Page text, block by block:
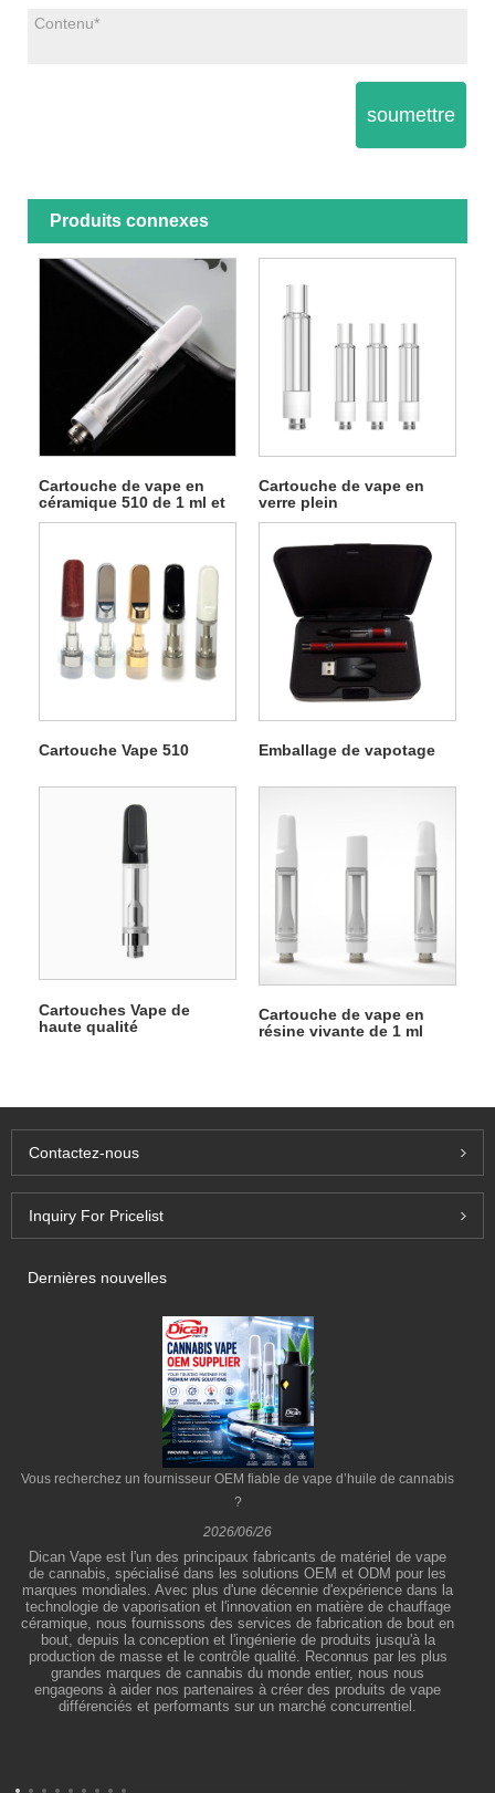
soumettre
Produits connexes
Cartouche de vape en
céramique 510 de 1 ml et
2 ml
Cartouche de vape en
verre plein
Cartouche Vape 510 Emballage de vapotage
Cartouches Vape de
haute qualité
Cartouche de vape en
résine vivante de 1 ml
Contactez-nous
Inquiry For Pricelist
Dernières nouvelles
Vous recherchez un fournisseur OEM fiable de vape d’huile de cannabis
?
2026/06/26
Dican Vape est l'un des principaux fabricants de matériel de vape
de cannabis, spécialisé dans les solutions OEM et ODM pour les
marques mondiales. Avec plus d'une décennie d'expérience dans la
technologie de vaporisation et l'innovation en matière de chauffage
céramique, nous fournissons des services de fabrication de bout en
bout, depuis la conception et l'ingénierie de produits jusqu'à la
production de masse et le contrôle qualité. Reconnus par les plus
grandes marques de cannabis du monde entier, nous nous
engageons à aider nos partenaires à créer des produits de vape
différenciés et performants sur un marché concurrentiel.